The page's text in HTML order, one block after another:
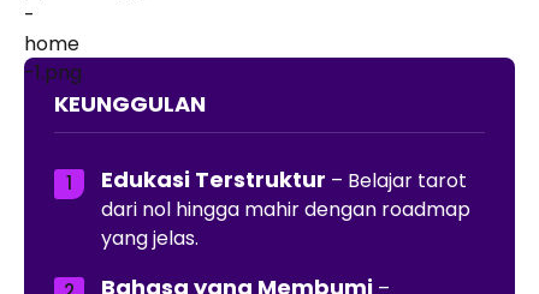
KEUNGGULAN
Edukasi Terstruktur – Belajar tarot
dari nol hingga mahir dengan roadmap
yang jelas.
Bahasa yang Membumi –